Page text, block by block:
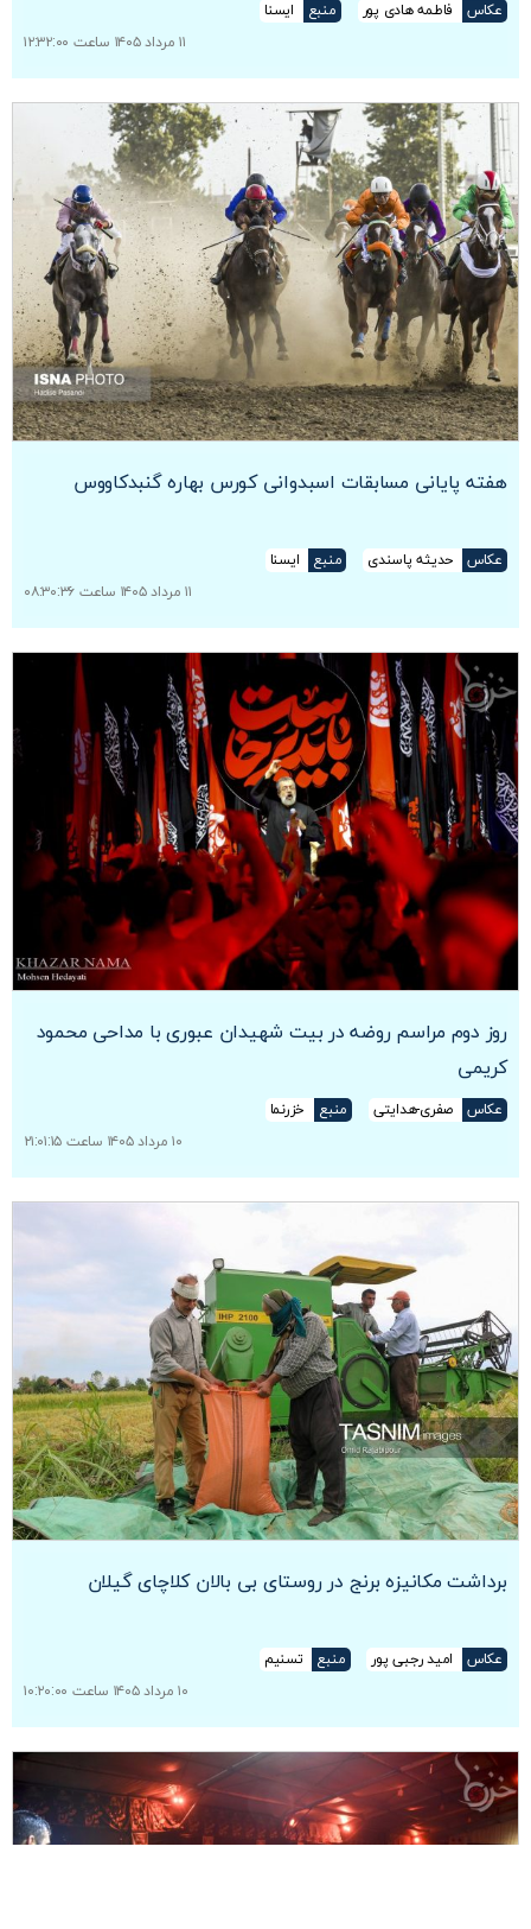
عکاس فاطمه هادی پور منبع
ایسنا
۱۱ مرداد ۱۴۰۵ ساعت ۱۲:۳۲:۰۰
هفته پایانی مسابقات اسبدوانی کورس بهاره گنبدکاووس
عکاس حدیثه پاسندی منبع
ایسنا
۱۱ مرداد ۱۴۰۵ ساعت ۰۸:۳۰:۳۶
روز دوم مراسم روضه در بیت شهیدان عبوری با مداحی محمود
کریمی
عکاس صفری-هدایتی منبع
خزرنما
۱۰ مرداد ۱۴۰۵ ساعت ۲۱:۰۱:۱۵
برداشت مکانیزه برنج در روستای بی بالان کلاچای گیلان
عکاس امید رجبی پور منبع
تسنیم
۱۰ مرداد ۱۴۰۵ ساعت ۱۰:۲۰:۰۰